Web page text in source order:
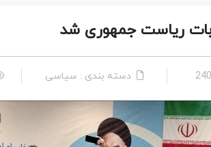
ریاست‌ جمهوری شد
دسته بندی : سیاسی